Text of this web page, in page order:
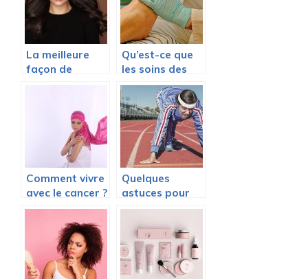
La meilleure
façon de
ondulés pour la
Qu’est-ce que
les soins des
pieds ?
Comment vivre
avec le cancer ?
Nos conseils
pour vous
Quelques
astuces pour
votre bien-être